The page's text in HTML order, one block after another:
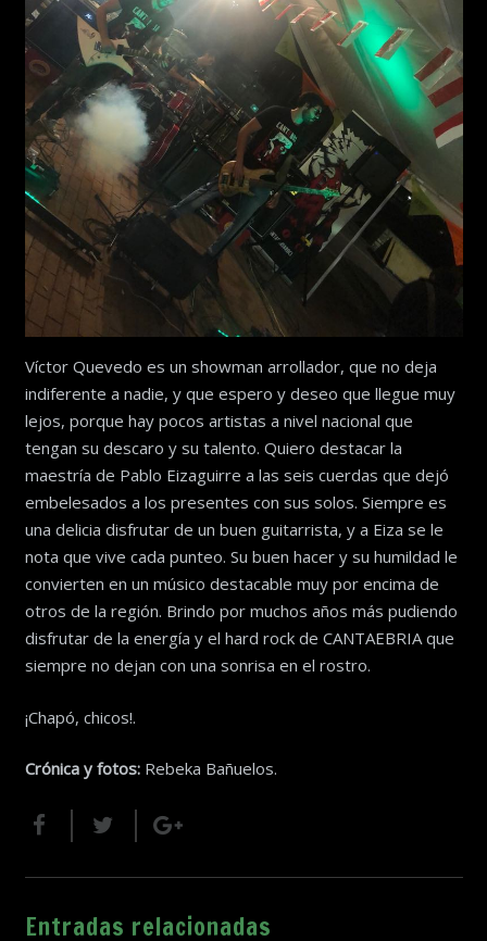
Víctor Quevedo es un showman arrollador, que no deja
indiferente a nadie, y que espero y deseo que llegue muy
lejos, porque hay pocos artistas a nivel nacional que
tengan su descaro y su talento. Quiero destacar la
maestría de Pablo Eizaguirre a las seis cuerdas que dejó
embelesados a los presentes con sus solos. Siempre es
una delicia disfrutar de un buen guitarrista, y a Eiza se le
nota que vive cada punteo. Su buen hacer y su humildad le
convierten en un músico destacable muy por encima de
otros de la región. Brindo por muchos años más pudiendo
disfrutar de la energía y el hard rock de CANTAEBRIA que
siempre no dejan con una sonrisa en el rostro.
¡Chapó, chicos!.
Crónica y fotos:Rebeka Bañuelos.
Entradas relacionadas